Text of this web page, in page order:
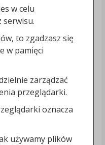
w celu
to zgadzasz się
w pamięci
zarządzać
przeglądarki.
oznacza
używamy plików